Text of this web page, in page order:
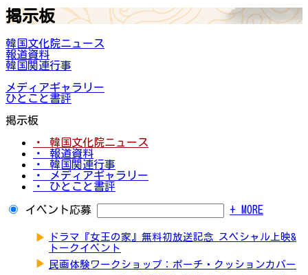
掲示板
韓国文化院ニュース
報道資料
韓国関連行事
メディアギャラリー
ひとこと書評
掲示板
・ 韓国文化院ニュース
・ 報道資料
・ 韓国関連行事
・ メディアギャラリー
・ ひとこと書評
イベント応募 + MORE
▶
ドラマ『女王の家』無料初放送記念 スペシャル上映&
トークイベント
▶ 民画体験ワークショップ：ポーチ・クッションカバー